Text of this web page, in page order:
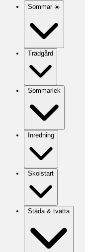
Sommar ☀️
Trädgård
Sommarlek
Inredning
Skolstart
Städa & tvätta